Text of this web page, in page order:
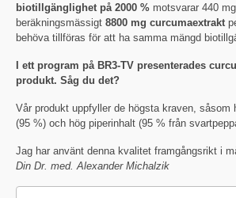
biotillgänglighet på 2000 % motsvarar 440
beräkningsmässigt 8800 mg curcumaextrakt
behöva tillföras för att ha samma mängd
I ett program på BR3-TV presenterades
produkt. Såg du det?
Vår produkt uppfyller de högsta kraven, såsom
(95 %) och hög piperinhalt (95 % från
Jag har använt denna kvalitet framgångsrikt i
Din Dr. med. Alexander Michalzik